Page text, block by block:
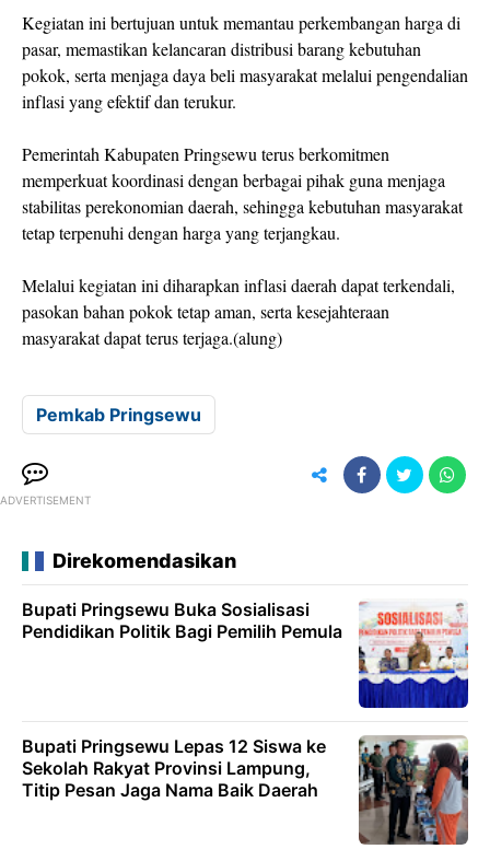
Kegiatan ini bertujuan untuk memantau perkembangan harga di
pasar, memastikan kelancaran distribusi barang kebutuhan
pokok, serta menjaga daya beli masyarakat melalui pengendalian
inflasi yang efektif dan terukur.
Pemerintah Kabupaten Pringsewu terus berkomitmen
memperkuat koordinasi dengan berbagai pihak guna menjaga
stabilitas perekonomian daerah, sehingga kebutuhan masyarakat
tetap terpenuhi dengan harga yang terjangkau.
Melalui kegiatan ini diharapkan inflasi daerah dapat terkendali,
pasokan bahan pokok tetap aman, serta kesejahteraan
masyarakat dapat terus terjaga.(alung)
Pemkab Pringsewu
ADVERTISEMENT
Direkomendasikan
Bupati Pringsewu Buka Sosialisasi
Pendidikan Politik Bagi Pemilih Pemula
Bupati Pringsewu Lepas 12 Siswa ke
Sekolah Rakyat Provinsi Lampung,
Titip Pesan Jaga Nama Baik Daerah